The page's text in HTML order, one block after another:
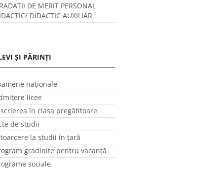
DE MERIT PERSONAL
DIDACTIC AUXILIAR
ȘI PĂRINȚI
naționale
licee
în clasa pregătitoare
de studii
la studii în ţară
gradinite pentru vacanţă
sociale